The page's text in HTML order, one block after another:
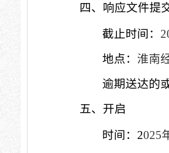
四、响应文件提
截止时间：
地点： 淮南
逾期送达的
五、开启
时间： 2025